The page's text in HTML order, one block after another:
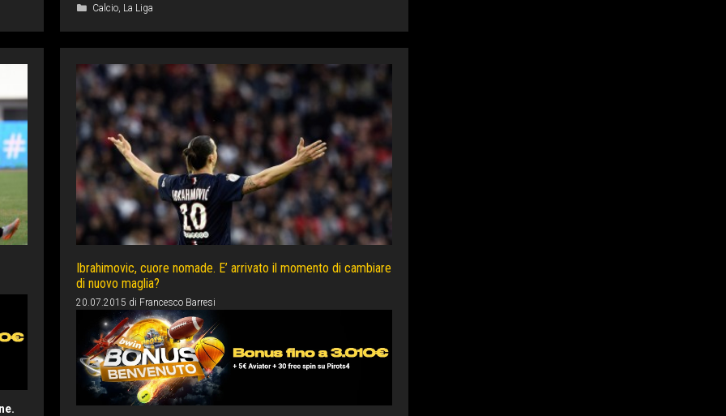
Categorie
Calcio La Liga
Ibrahimovic, cuore nomade. E’ arrivato il momento di cambiare
di nuovo maglia?
20.07.2015 di Francesco Barresi